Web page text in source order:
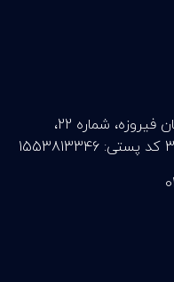
تهران، خیابان سهرودی شمالی، خیابان فیروزه، شماره 22،